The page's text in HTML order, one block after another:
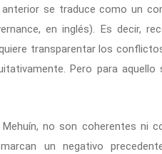
se traduce como un
en inglés). Es decir,
transparentar los
Pero para
no son coherentes ni
un negativo